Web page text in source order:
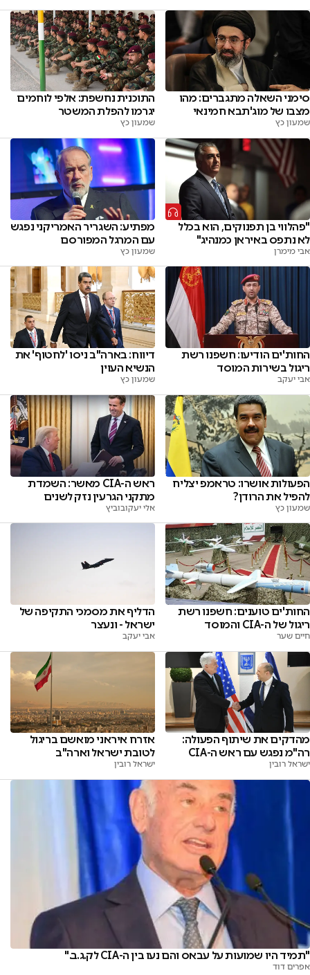
סימני השאלה מתגברים: מהו
מצבו של מוג'תבא חמינאי
שמעון כץ
התוכנית נחשפת: אלפי לוחמים
יגרמו להפלת המשטר
שמעון כץ
"פהלווי בן תפנוקים, הוא בכלל
לא נתפס באיראן כמנהיג"
אבי מימרן
מפתיע: השגריר האמריקני נפגש
עם המרגל המפורסם
שמעון כץ
החות'ים הודיעו: חשפנו רשת
ריגול בשירות המוסד
אבי יעקב
דיווח: בארה"ב ניסו 'לחטוף' את
הנשיא העוין
שמעון כץ
הפעולות אושרו: טראמפ יצליח
להפיל את הרודן?
שמעון כץ
ראש ה-CIA מאשר: השמדת
מתקני הגרעין נזק לשנים
אלי יעקובוביץ
החות'ים טוענים: חשפנו רשת
ריגול של ה-CIA והמוסד
חיים שער
הדליף את מסמכי התקיפה של
ישראל - ונעצר
אבי יעקב
מהדקים את שיתוף הפעולה:
רה"מ נפגש עם ראש ה-CIA
ישראל רובין
אזרח איראני מואשם בריגול
לטובת ישראל וארה"ב
ישראל רובין
"תמיד היו שמועות על עבאס והם נעו בין ה-CIA לק.ג.ב."
אפרים דוד